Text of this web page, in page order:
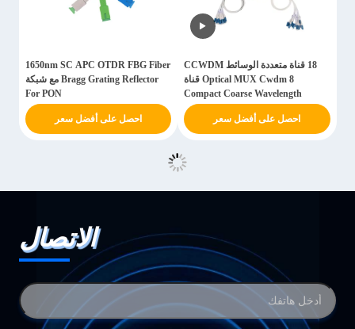
18 قناة متعددة الوسائط CCWDM
Optical MUX Cwdm 8 قناة
Compact Coarse Wavelength
Division
احصل على أفضل سعر
1650nm SC APC OTDR FBG Fiber
Bragg Grating Reflector مع شبكة
For PON
احصل على أفضل سعر
الاتصال